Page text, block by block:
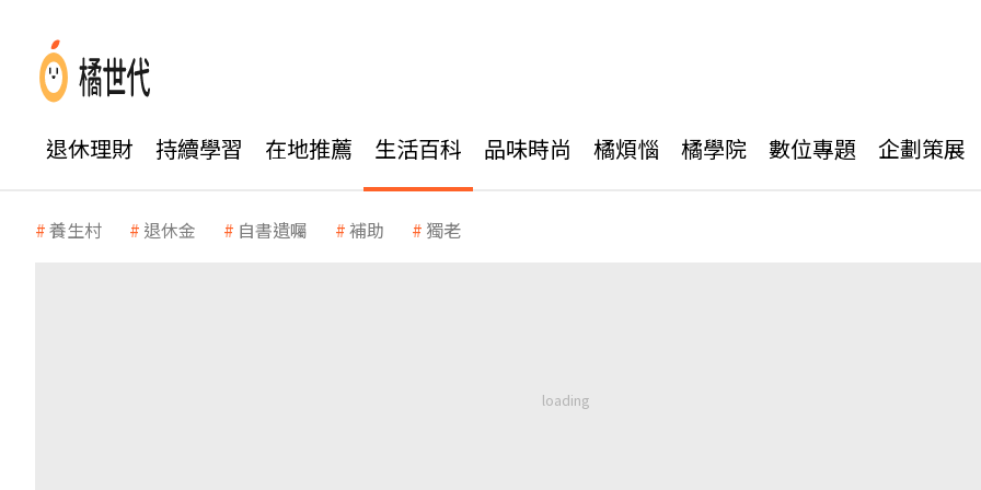
退休理財 持續學習 在地推薦 生活百科 品味時尚 橘煩惱 橘學院 數位專題 企劃策展
養生村 退休金 自書遺囑 補助 獨老